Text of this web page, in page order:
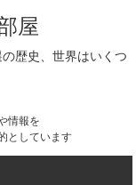
屋
歴史、世界はいくつ
情報を
としています